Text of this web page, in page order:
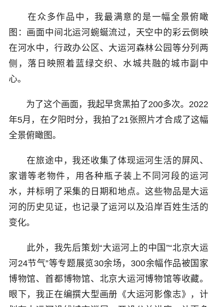
在众多作品中，我最满意的是一幅全景俯瞰
图：画面中间北运河蜿蜒流过，天空中的彩云倒映
在河水中，行政办公区、大运河森林公园等分列两
侧，落日映照着蓝绿交织、水城共融的城市副中
心。
为了这个画面，我起早贪黑拍了200多次。2022
年5月，在夕阳时分，我拍了21张照片才合成了这幅
全景俯瞰图。
在旅途中，我还收集了体现运河生活的屏风、
家谱等老物件，用各种瓶子装上不同河段的运河
水，并标明了采集的日期和地点。这些物品是大运
河的历史见证，也记录了运河以及沿岸百姓生活的
变化。
此外，我先后策划“大运河上的中国”“北京大运
河24节气”等专题展览30余场，300余幅作品被国家
博物馆、首都博物馆、北京大运河博物馆等收藏。
眼下，我正在编撰大型画册《大运河影像志》，计